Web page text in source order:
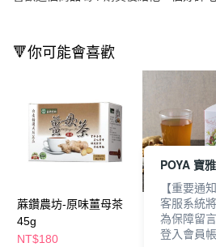
🔻你可能會喜歡
蔴鑽農坊-原味薑母茶
45g
NT$180
蔴鑽薑母紅
NT$180
POYA 寶雅
【重要通知
客服系統
為保障留
登入會員